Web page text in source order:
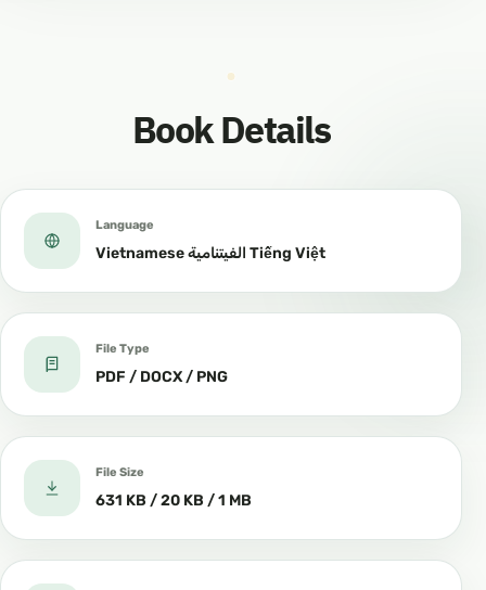
Book Details
Language
Vietnamese الفيتنامية Tiếng Việt
File Type
PDF / DOCX / PNG
File Size
631 KB / 20 KB / 1 MB